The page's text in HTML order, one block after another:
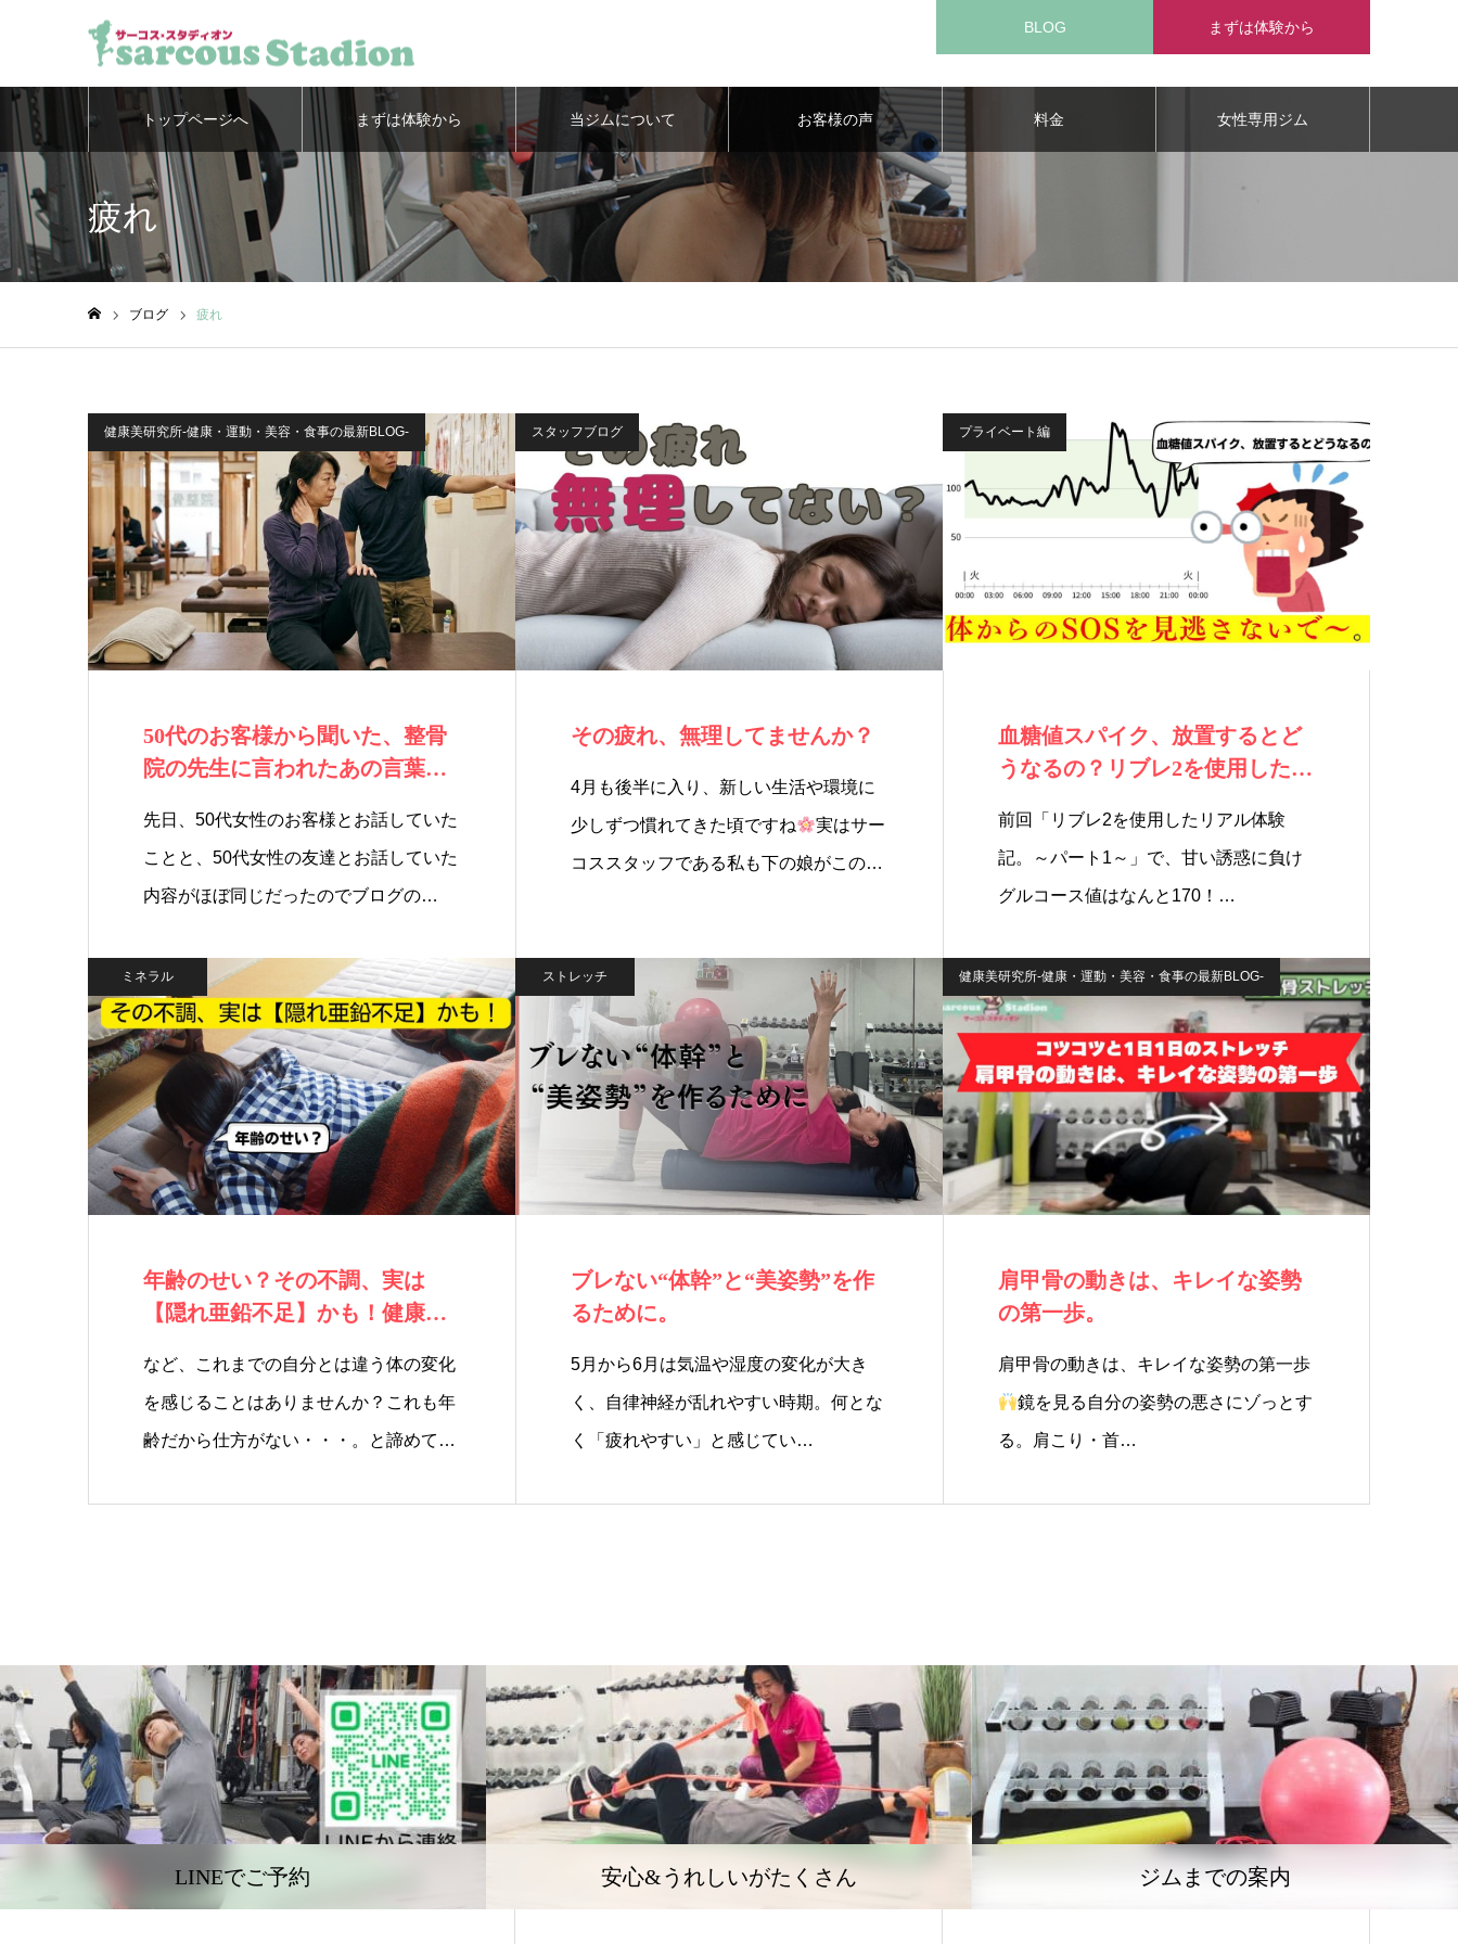
BLOG まずは体験から
トップページへ まずは体験から 当ジムについて お客様の声 料金 女性専用ジム
疲れ
ブログ 疲れ
健康美研究所-健康・運動・美容・食事の最新BLOG-
50代のお客様から聞いた、整骨
院の先生に言われたあの言葉の
先日、50代女性のお客様とお話していた
ことと、50代女性の友達とお話していた
内容がほぼ同じだったのでブログの…
スタッフブログ
その疲れ、無理してませんか？
4月も後半に入り、新しい生活や環境に
少しずつ慣れてきた頃ですね 実はサー
コススタッフである私も下の娘がこの
プライベート編
血糖値スパイク、放置するとど
うなるの？リブレ2を使用したリ
前回「リブレ2を使用したリアル体験
記。～パート1～」で、甘い誘惑に負け
グルコース値はなんと170！…
ミネラル
年齢のせい？その不調、実は
【隠れ亜鉛不足】かも！健康と
など、これまでの自分とは違う体の変化
を感じることはありませんか？これも年
齢だから仕方がない・・・。と諦めて…
ストレッチ
ブレない“体幹”と“美姿勢”を作
るために。
5月から6月は気温や湿度の変化が大き
く、自律神経が乱れやすい時期。何とな
く「疲れやすい」と感じてい…
健康美研究所-健康・運動・美容・食事の最新BLOG-
肩甲骨の動きは、キレイな姿勢
の第一歩。
肩甲骨の動きは、キレイな姿勢の第一歩
鏡を見る自分の姿勢の悪さにゾっとす
る。肩こり・首…
LINEでご予約 安心&うれしいがたくさん ジムまでの案内